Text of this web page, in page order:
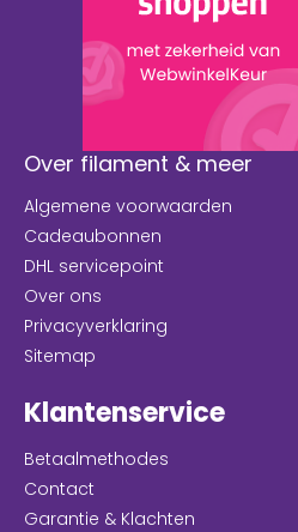
Over filament & meer
Algemene voorwaarden
Cadeaubonnen
DHL servicepoint
Over ons
Privacyverklaring
Sitemap
Klantenservice
Betaalmethodes
Contact
Garantie & Klachten